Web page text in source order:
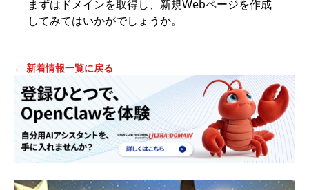
まずはドメインを取得し、新規Webページを作成
してみてはいかがでしょうか。
← 新着情報一覧に戻る